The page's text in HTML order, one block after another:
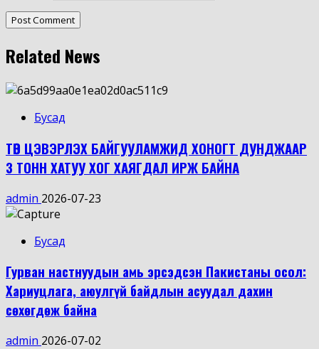
Related News
Бусад
ТӨВ ЦЭВЭРЛЭХ БАЙГУУЛАМЖИД ХОНОГТ ДУНДЖААР
3 ТОНН ХАТУУ ХОГ ХАЯГДАЛ ИРЖ БАЙНА
admin 2026-07-23
Бусад
Гурван настнуудын амь эрсэдсэн Пакистаны осол:
Хариуцлага, аюулгүй байдлын асуудал дахин
сөхөгдөж байна
admin 2026-07-02